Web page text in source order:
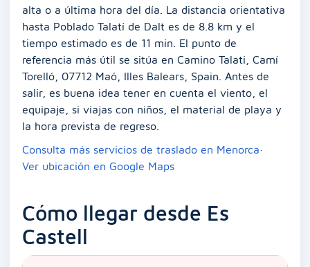
alta o a última hora del día. La distancia orientativa
hasta Poblado Talatí de Dalt es de 8.8 km y el
tiempo estimado es de 11 min. El punto de
referencia más útil se sitúa en Camino Talati, Camí
Torelló, 07712 Maó, Illes Balears, Spain. Antes de
salir, es buena idea tener en cuenta el viento, el
equipaje, si viajas con niños, el material de playa y
la hora prevista de regreso.
Consulta más servicios de traslado en Menorca·
Ver ubicación en Google Maps
Cómo llegar desde Es
Castell